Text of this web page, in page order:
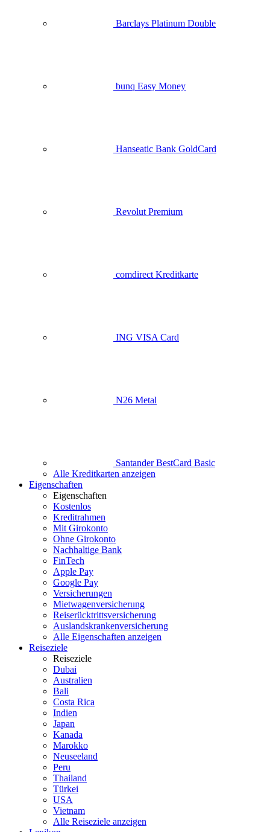
Barclays Platinum Double
bunq Easy Money
Hanseatic Bank GoldCard
Revolut Premium
comdirect Kreditkarte
ING VISA Card
N26 Metal
Santander BestCard Basic
Alle Kreditkarten anzeigen
Eigenschaften
Eigenschaften
Kostenlos
Kreditrahmen
Mit Girokonto
Ohne Girokonto
Nachhaltige Bank
FinTech
Apple Pay
Google Pay
Versicherungen
Mietwagenversicherung
Reiserücktrittsversicherung
Auslandskrankenversicherung
Alle Eigenschaften anzeigen
Reiseziele
Reiseziele
Dubai
Australien
Bali
Costa Rica
Indien
Japan
Kanada
Marokko
Neuseeland
Peru
Thailand
Türkei
USA
Vietnam
Alle Reiseziele anzeigen